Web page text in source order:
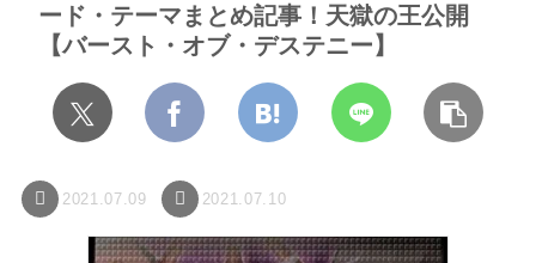
ード・テーマまとめ記事！天獄の王公開
【バースト・オブ・デステニー】
2021.07.09 2021.07.10